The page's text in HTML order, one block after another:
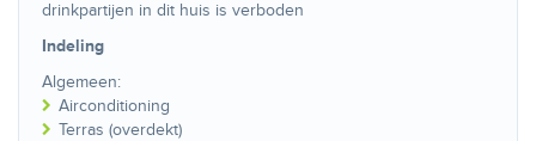
drinkpartijen in dit huis is verboden
Indeling
Algemeen:
Airconditioning
Terras (overdekt)